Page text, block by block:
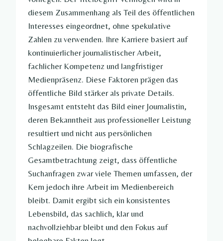
diesem Zusammenhang als Teil des öffentlichen
Interesses eingeordnet, ohne spekulative
Zahlen zu verwenden. Ihre Karriere basiert auf
kontinuierlicher journalistischer Arbeit,
fachlicher Kompetenz und langfristiger
Medienpräsenz. Diese Faktoren prägen das
öffentliche Bild stärker als private Details.
Insgesamt entsteht das Bild einer Journalistin,
deren Bekanntheit aus professioneller Leistung
resultiert und nicht aus persönlichen
Schlagzeilen. Die biografische
Gesamtbetrachtung zeigt, dass öffentliche
Suchanfragen zwar viele Themen umfassen, der
Kern jedoch ihre Arbeit im Medienbereich
bleibt. Damit ergibt sich ein konsistentes
Lebensbild, das sachlich, klar und
nachvollziehbar bleibt und den Fokus auf